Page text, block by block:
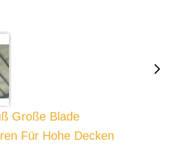
Große Blade
Für Hohe Decken